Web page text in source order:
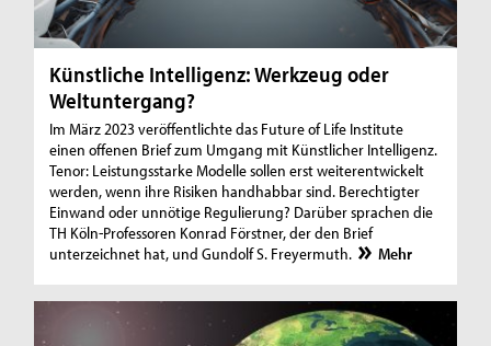
Künstliche Intelligenz: Werkzeug oder
Weltuntergang?
Im März 2023 veröffentlichte das Future of Life Institute
einen offenen Brief zum Umgang mit Künstlicher Intelligenz.
Tenor: Leistungsstarke Modelle sollen erst weiterentwickelt
werden, wenn ihre Risiken handhabbar sind. Berechtigter
Einwand oder unnötige Regulierung? Darüber sprachen die
TH Köln-Professoren Konrad Förstner, der den Brief
unterzeichnet hat, und Gundolf S. Freyermuth.
Mehr